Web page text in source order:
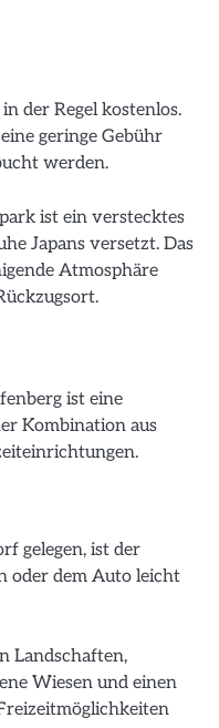
der Regel kostenlos.
geringe Gebühr
werden.
ist ein verstecktes
Japans versetzt. Das
Atmosphäre
ist eine
Kombination aus
gelegen, ist der
oder dem Auto leicht
Landschaften,
Wiesen und einen